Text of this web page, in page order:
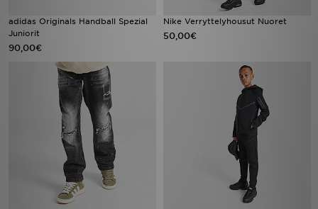
adidas Originals Handball Spezial
Juniorit
90,00€
Nike Verryttelyhousut Nuoret
50,00€